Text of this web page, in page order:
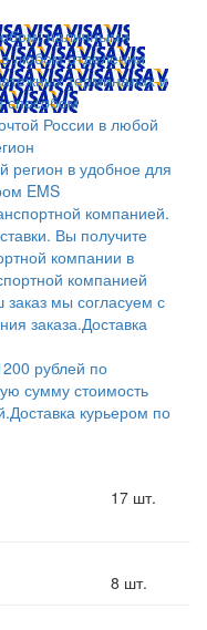
наличными
в любом отделении
терминалах и
России в любой
регион в удобное для
EMS
компанией.
Вы получите
компании в
компанией
заказ мы согласуем с
заказа.Доставка
рублей по
сумму стоимость
Доставка курьером по
17 шт.
8 шт.